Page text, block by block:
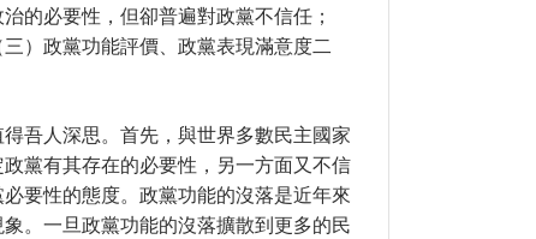
的必要性，但卻普遍對政黨不信任；
）政黨功能評價、政黨表現滿意度二
吾人深思。首先，與世界多數民主國家
黨有其存在的必要性，另一方面又不信
要性的態度。政黨功能的沒落是近年來
。一旦政黨功能的沒落擴散到更多的民